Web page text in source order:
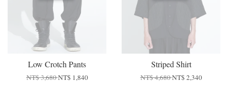
Low Crotch Pants
NT$ 3,680NT$ 1,840
Striped Shirt
NT$ 4,680NT$ 2,340